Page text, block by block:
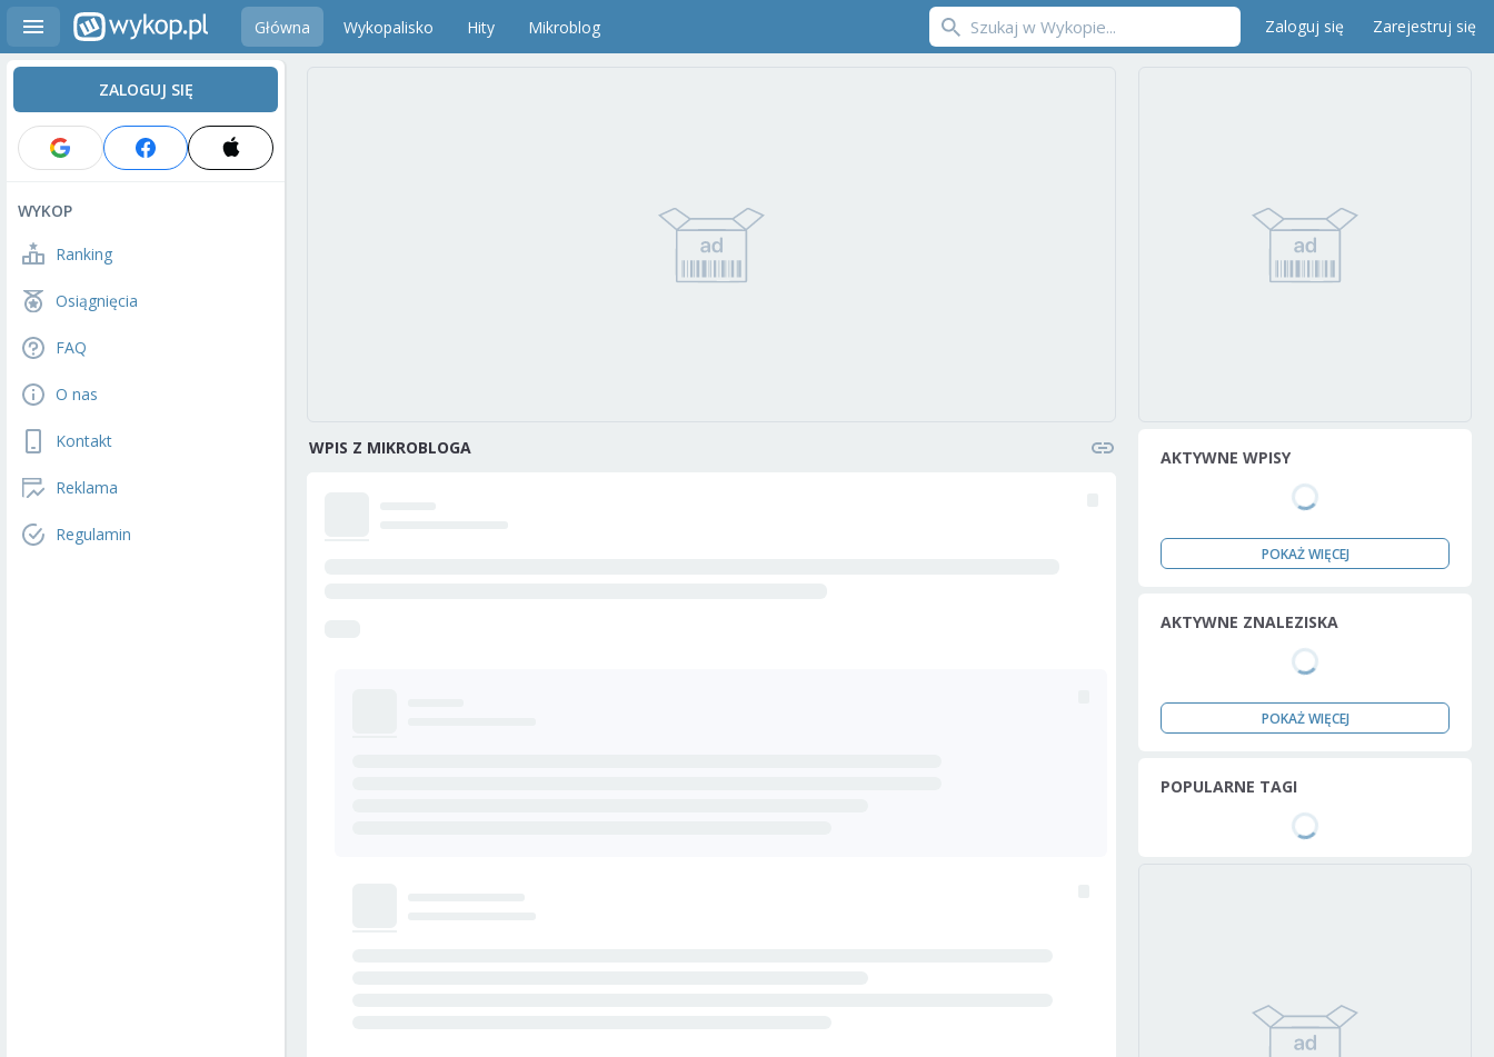
Główna Wykopalisko Hity Mikroblog Zaloguj się Zarejestruj się
ZALOGUJ SIĘ
WYKOP
Ranking
Osiągnięcia
FAQ
O nas
Kontakt
Reklama
Regulamin
WPIS Z MIKROBLOGA AKTYWNE WPISY
POKAŻ WIĘCEJ
AKTYWNE ZNALEZISKA
POKAŻ WIĘCEJ
POPULARNE TAGI